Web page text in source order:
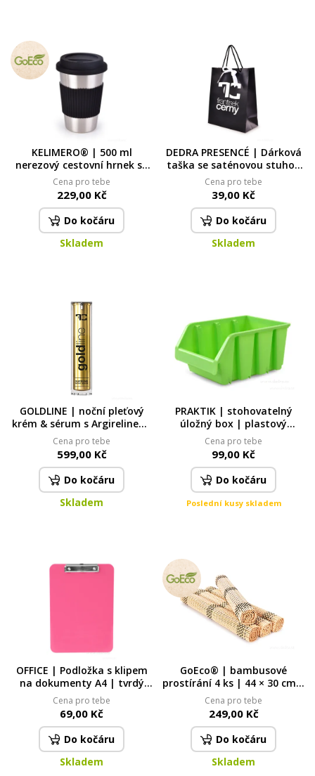
KELIMERO® | 500 ml
nerezový cestovní hrnek se
silikonovým páskem a
víčkem TO GO
Cena pro tebe
229,00 Kč
Do kočáru
Skladem
DEDRA PRESENCÉ | Dárková
taška se saténovou stuhou
| elegantní balení vel. L
Cena pro tebe
39,00 Kč
Do kočáru
Skladem
GOLDLINE | noční pleťový
krém & sérum s Argirelinem,
kyselinou hyaluronovou &
Q10 | redukce vrásek &
noční regenerace 50 ml
Cena pro tebe
599,00 Kč
Do kočáru
Skladem
PRAKTIK | stohovatelný
úložný box | plastový
organizér na domácí
drobnosti
Cena pro tebe
99,00 Kč
Do kočáru
Poslední kusy skladem
OFFICE | Podložka s klipem
na dokumenty A4 | tvrdý
plast | růžová
Cena pro tebe
69,00 Kč
Do kočáru
Skladem
GoEco® | bambusové
prostírání 4 ks | 44 × 30 cm |
přírodní podložky na stůl
přírodní
Cena pro tebe
249,00 Kč
Do kočáru
Skladem